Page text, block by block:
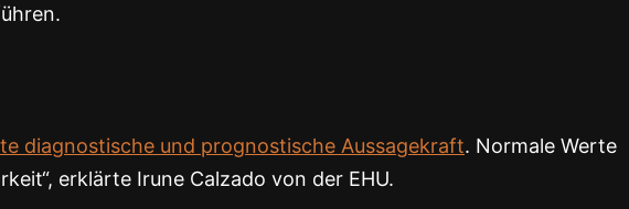
diagnostische und prognostische Aussagekraft. Normale Werte
erklärte Irune Calzado von der EHU.